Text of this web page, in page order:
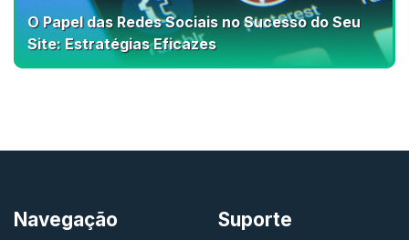
O Papel das Redes Sociais no Sucesso do Seu
Site: Estratégias Eficazes
Navegação Suporte